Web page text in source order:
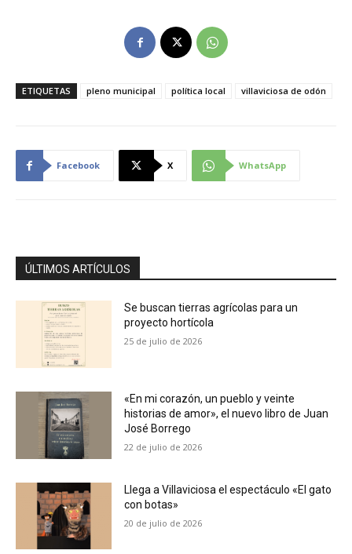
ETIQUETAS pleno municipal política local villaviciosa de odón
Facebook X WhatsApp
ÚLTIMOS ARTÍCULOS
Se buscan tierras agrícolas para un
proyecto hortícola
25 de julio de 2026
«En mi corazón, un pueblo y veinte
historias de amor», el nuevo libro de Juan
José Borrego
22 de julio de 2026
Llega a Villaviciosa el espectáculo «El gato
con botas»
20 de julio de 2026